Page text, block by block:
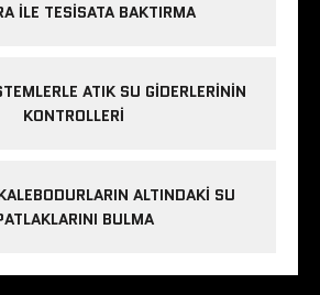
ILE TESISATA BAKTIRMA
ATIK SU GIDERLERININ
KONTROLLERI
ALTINDAKI SU
BULMA